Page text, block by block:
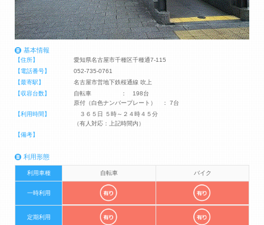
基本情報
【住所】
愛知県名古屋市千種区千種通7-115
【電話番号】
052-735-0761
【最寄駅】
名古屋市営地下鉄桜通線 吹上
【収容台数】
自転車 ： 198台
原付（白色ナンバープレート） ： 7台
【利用時間】
３６５日 ５時～２４時４５分
（有人対応：上記時間内）
【備考】
利用形態
利用車種 自転車 バイク
一時利用
定期利用